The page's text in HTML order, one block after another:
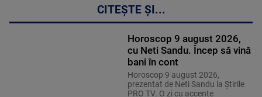
CITEȘTE ȘI...
Horoscop 9 august 2026,
cu Neti Sandu. Încep să vină
bani în cont
Horoscop 9 august 2026,
prezentat de Neti Sandu la Știrile
PRO TV. O zi cu accente